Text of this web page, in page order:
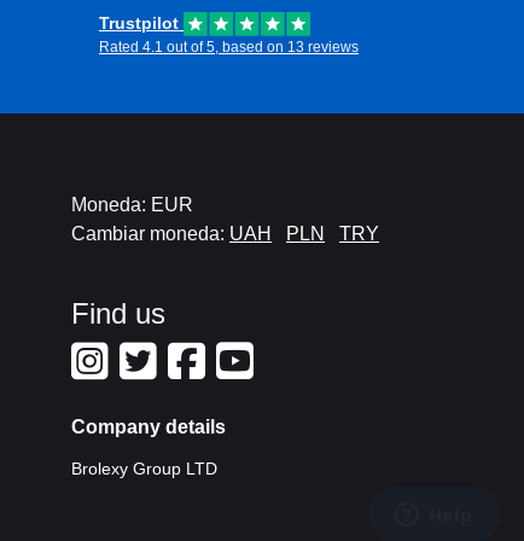
Trustpilot
Rated 4.1 out of 5, based on 13 reviews
Moneda: EUR
Cambiar moneda: UAH PLN TRY
Find us
Company details
Brolexy Group LTD